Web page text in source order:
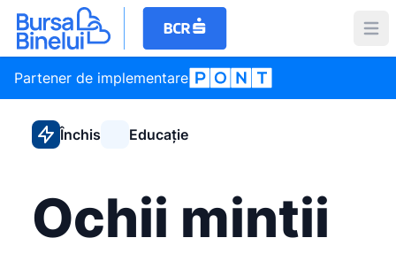
Partener de implementare
Închis Educație
Ochii mintii